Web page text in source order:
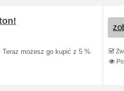
możesz go kupić z 5 %